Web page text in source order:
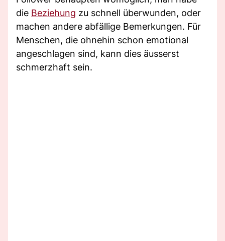
die Beziehung zu schnell überwunden, oder
machen andere abfällige Bemerkungen. Für
Menschen, die ohnehin schon emotional
angeschlagen sind, kann dies äusserst
schmerzhaft sein.